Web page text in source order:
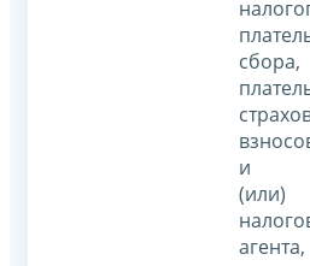
сбора,
и
(или)
агента,